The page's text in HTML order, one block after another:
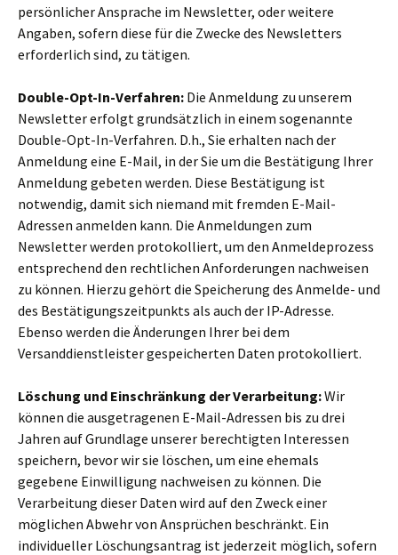
persönlicher Ansprache im Newsletter, oder weitere
Angaben, sofern diese für die Zwecke des Newsletters
erforderlich sind, zu tätigen.
Double-Opt-In-Verfahren: Die Anmeldung zu unserem
Newsletter erfolgt grundsätzlich in einem sogenannte
Double-Opt-In-Verfahren. D.h., Sie erhalten nach der
Anmeldung eine E-Mail, in der Sie um die Bestätigung Ihrer
Anmeldung gebeten werden. Diese Bestätigung ist
notwendig, damit sich niemand mit fremden E-Mail-
Adressen anmelden kann. Die Anmeldungen zum
Newsletter werden protokolliert, um den Anmeldeprozess
entsprechend den rechtlichen Anforderungen nachweisen
zu können. Hierzu gehört die Speicherung des Anmelde- und
des Bestätigungszeitpunkts als auch der IP-Adresse.
Ebenso werden die Änderungen Ihrer bei dem
Versanddienstleister gespeicherten Daten protokolliert.
Löschung und Einschränkung der Verarbeitung:Wir
können die ausgetragenen E-Mail-Adressen bis zu drei
Jahren auf Grundlage unserer berechtigten Interessen
speichern, bevor wir sie löschen, um eine ehemals
gegebene Einwilligung nachweisen zu können. Die
Verarbeitung dieser Daten wird auf den Zweck einer
möglichen Abwehr von Ansprüchen beschränkt. Ein
individueller Löschungsantrag ist jederzeit möglich, sofern